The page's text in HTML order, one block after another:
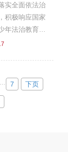
研究，从法的
及渊源入手，
治思想的核心
求，重点围
义和科学方
上，精...
实全面依法治
积极响应国家
年法治教育的
升青年学生的
，法治护
动。此次活
的种子深植学
... 7 下页